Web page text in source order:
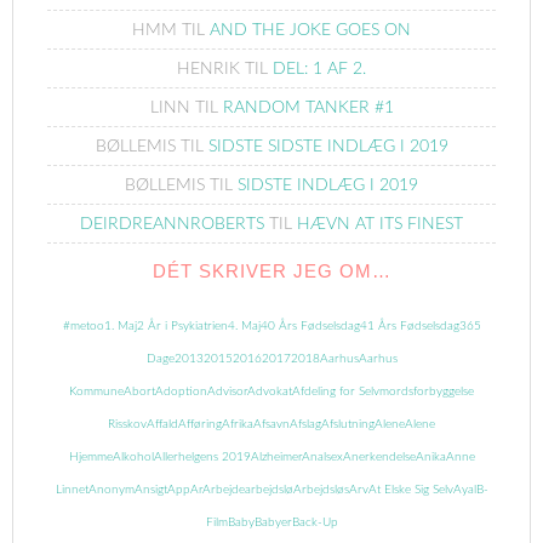
HMM TIL AND THE JOKE GOES ON
HENRIK TIL DEL: 1 AF 2.
LINN TIL RANDOM TANKER #1
BØLLEMISTIL SIDSTE SIDSTE INDLÆG I 2019
BØLLEMIS TIL SIDSTE INDLÆG I 2019
DEIRDREANNROBERTS TIL HÆVN AT ITS FINEST
DÉT SKRIVER JEG OM…
#metoo 1. Maj2 År i Psykiatrien4. Maj40 Års Fødselsdag41 Års Fødselsdag365
Dage20132015201620172018AarhusAarhus
KommuneAbortAdoptionAdvisorAdvokatAfdeling for Selvmordsforbyggelse
RisskovAffald AfføringAfrikaAfsavnAfslagAfslutningAleneAlene
HjemmeAlkohol Allerhelgens 2019AlzheimerAnalsexAnerkendelseAnikaAnne
LinnetAnonymAnsigtAppArArbejdearbejdsløArbejdsløsArvAt Elske Sig SelvAyal B-
FilmBabyBabyerBack-Up